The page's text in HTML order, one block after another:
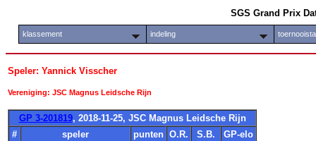
SGS Grand Prix
klassement indeling
Speler: Yannick Visscher
Vereniging: JSC Magnus Leidsche Rijn
GP 3-201819, 2018-11-25, JSC Magnus Leidsche Rijn
#
speler punten O.R. S.B.
GP-elo